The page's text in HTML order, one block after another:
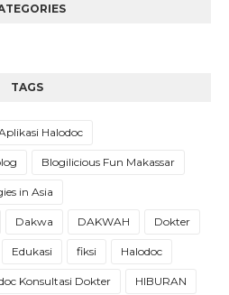
TAGS
Halodoc
Blogilicious Fun Makassar
in Asia
Dakwa DAKWAH Dokter
Edukasi fiksi Halodoc
Konsultasi Dokter HIBURAN